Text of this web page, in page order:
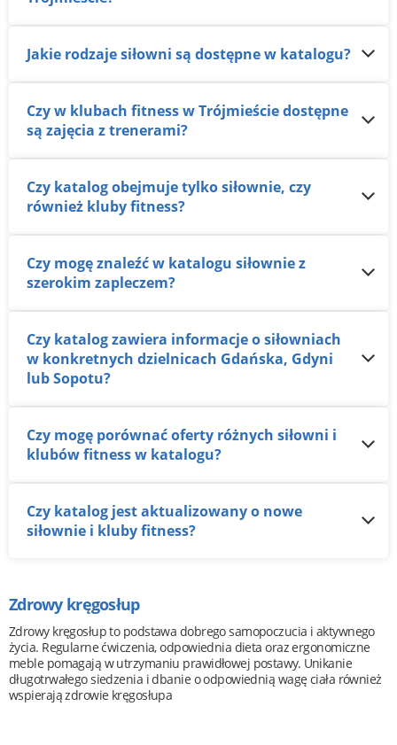
Jakie rodzaje siłowni są dostępne w katalogu?
Czy w klubach fitness w Trójmieście dostępne
są zajęcia z trenerami?
Czy katalog obejmuje tylko siłownie, czy
również kluby fitness?
Czy mogę znaleźć w katalogu siłownie z
szerokim zapleczem?
Czy katalog zawiera informacje o siłowniach
w konkretnych dzielnicach Gdańska, Gdyni
lub Sopotu?
Czy mogę porównać oferty różnych siłowni i
klubów fitness w katalogu?
Czy katalog jest aktualizowany o nowe
siłownie i kluby fitness?
Zdrowy kręgosłup
Zdrowy kręgosłup to podstawa dobrego samopoczucia i aktywnego
życia. Regularne ćwiczenia, odpowiednia dieta oraz ergonomiczne
meble pomagają w utrzymaniu prawidłowej postawy. Unikanie
długotrwałego siedzenia i dbanie o odpowiednią wagę ciała również
wspierają zdrowie kręgosłupa